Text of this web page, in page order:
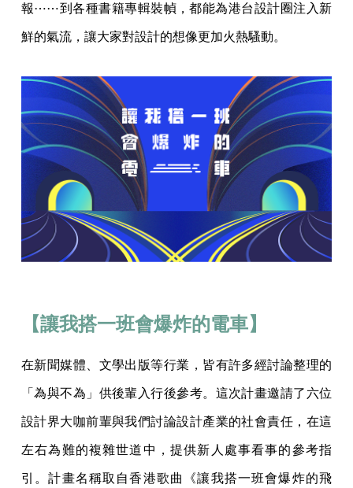
報⋯⋯到各種書籍專輯裝幀，都能為港台設計圈注入新
鮮的氣流，讓大家對設計的想像更加火熱騷動。
【讓我搭一班會爆炸的電車】
在新聞媒體、文學出版等行業，皆有許多經討論整理的
「為與不為」供後輩入行後參考。這次計畫邀請了六位
設計界大咖前輩與我們討論設計產業的社會責任，在這
左右為難的複雜世道中，提供新人處事看事的參考指
引。計畫名稱取自香港歌曲《讓我搭一班會爆炸的飛